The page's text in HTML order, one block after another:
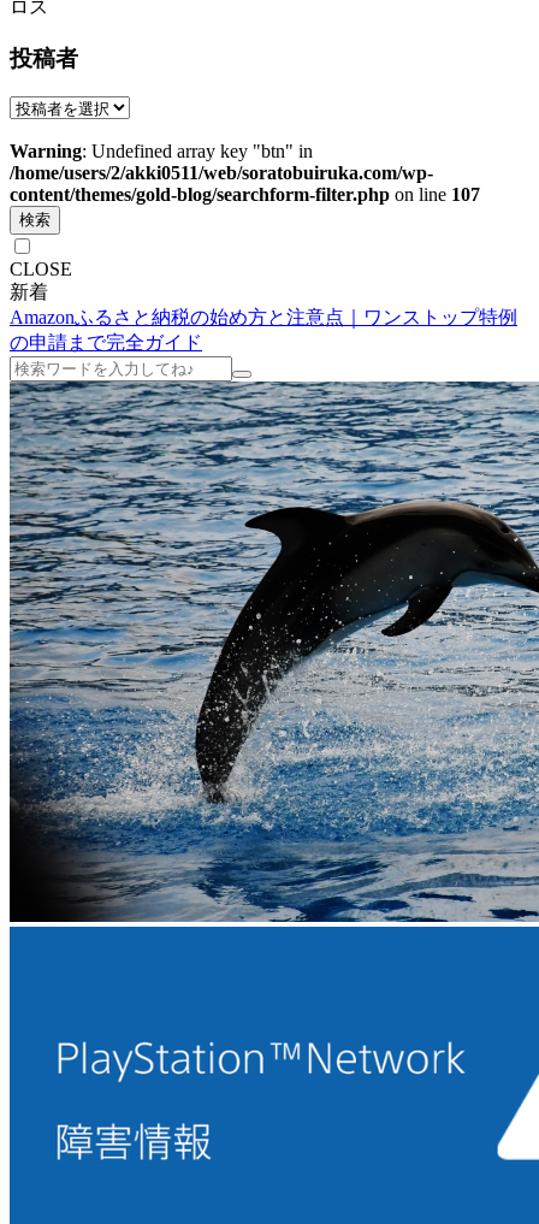
ロス
投稿者
Warning: Undefined array key "btn" in
/home/users/2/akki0511/web/soratobuiruka.com/wp-
content/themes/gold-blog/searchform-filter.php on line 107
検索
CLOSE
新着
Amazonふるさと納税の始め方と注意点｜ワンストップ特例
の申請まで完全ガイド